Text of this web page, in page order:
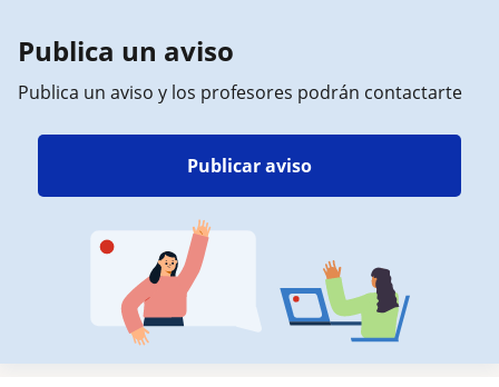
Publica un aviso
Publica un aviso y los profesores podrán contactarte
Publicar aviso